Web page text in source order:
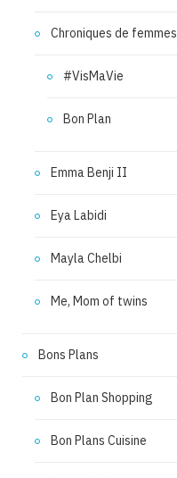
Chroniques de femmes
#VisMaVie
Bon Plan
Emma Benji II
Eya Labidi
Mayla Chelbi
Me, Mom of twins
Bons Plans
Bon Plan Shopping
Bon Plans Cuisine